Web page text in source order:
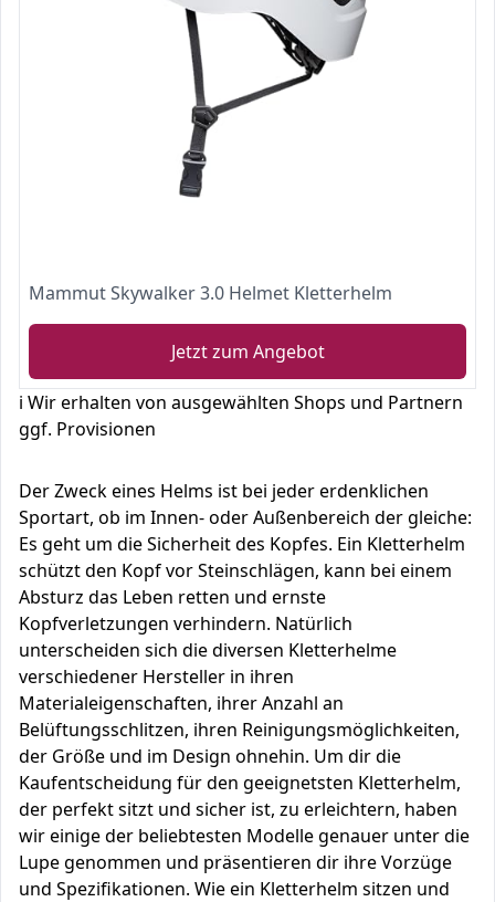
Mammut Skywalker 3.0 Helmet Kletterhelm
Jetzt zum Angebot
ℹ️ Wir erhalten von ausgewählten Shops und Partnern
ggf. Provisionen
Der Zweck eines Helms ist bei jeder erdenklichen
Sportart, ob im Innen- oder Außenbereich der gleiche:
Es geht um die Sicherheit des Kopfes. Ein Kletterhelm
schützt den Kopf vor Steinschlägen, kann bei einem
Absturz das Leben retten und ernste
Kopfverletzungen verhindern. Natürlich
unterscheiden sich die diversen Kletterhelme
verschiedener Hersteller in ihren
Materialeigenschaften, ihrer Anzahl an
Belüftungsschlitzen, ihren Reinigungsmöglichkeiten,
der Größe und im Design ohnehin. Um dir die
Kaufentscheidung für den geeignetsten Kletterhelm,
der perfekt sitzt und sicher ist, zu erleichtern, haben
wir einige der beliebtesten Modelle genauer unter die
Lupe genommen und präsentieren dir ihre Vorzüge
und Spezifikationen. Wie ein Kletterhelm sitzen und